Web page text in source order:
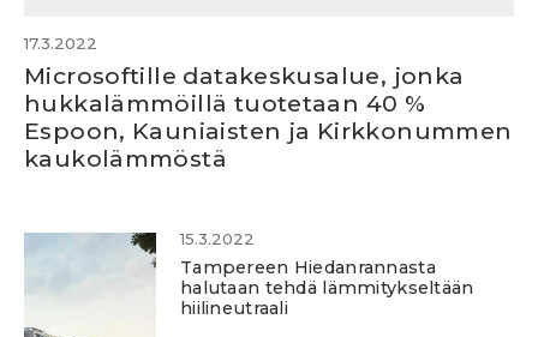
17.3.2022
Microsoftille datakeskusalue, jonka
hukkalämmöillä tuotetaan 40 %
Espoon, Kauniaisten ja Kirkkonummen
kaukolämmöstä
15.3.2022
Tampereen Hiedanrannasta
halutaan tehdä lämmitykseltään
hiilineutraali